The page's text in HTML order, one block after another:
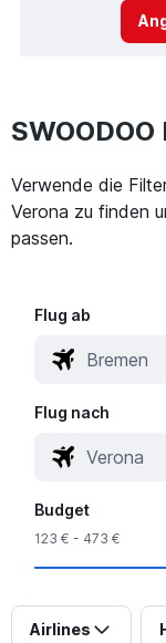
Verwende die
Verona zu finden
passen.
Flug ab
Flug nach
Budget
123 € - 473 €
Airlines